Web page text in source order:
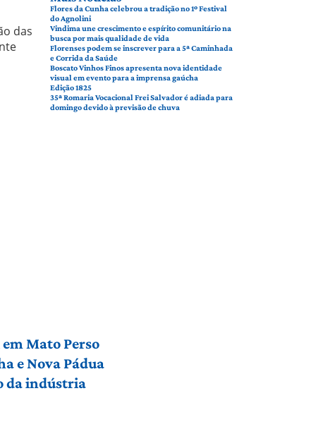
das
Flores da Cunha celebrou a tradição no 1º Festival
do Agnolini
Vindima une crescimento e espírito comunitário na
busca por mais qualidade de vida
Florenses podem se inscrever para a 5ª Caminhada
e Corrida da Saúde
Boscato Vinhos Finos apresenta nova identidade
visual em evento para a imprensa gaúcha
Edição 1825
35ª Romaria Vocacional Frei Salvador é adiada para
domingo devido à previsão de chuva
Mato Perso
e Nova Pádua
da indústria